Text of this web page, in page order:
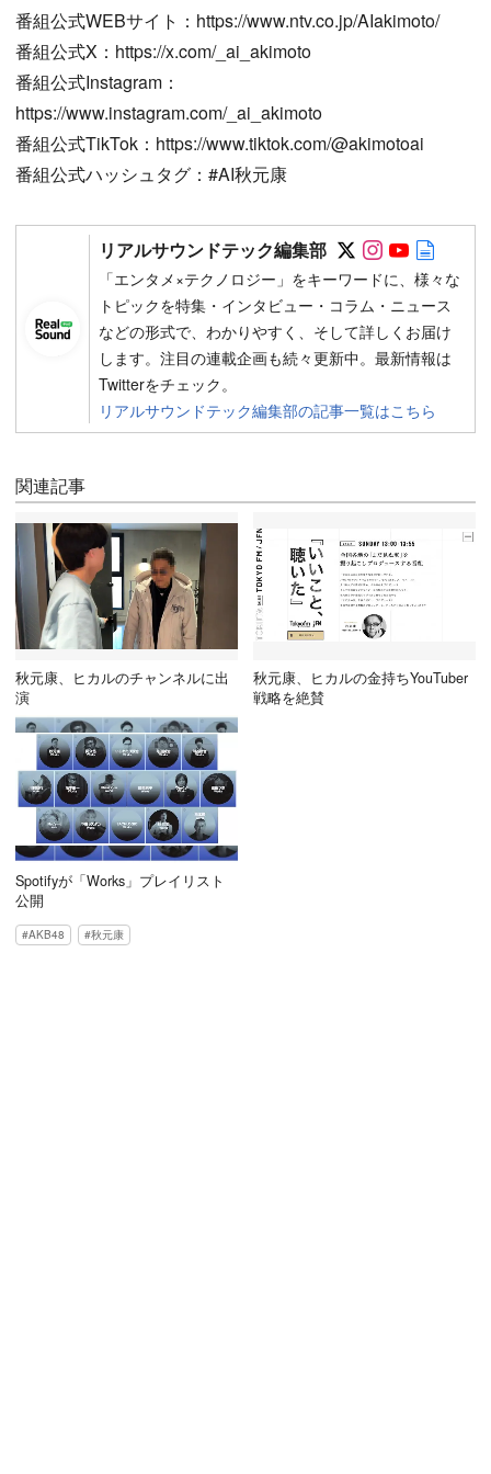
番組公式WEBサイト：https://www.ntv.co.jp/AIakimoto/
番組公式X：https://x.com/_ai_akimoto
番組公式Instagram：
https://www.instagram.com/_ai_akimoto
番組公式TikTok：https://www.tiktok.com/@akimotoai
番組公式ハッシュタグ：#AI秋元康
リアルサウンドテック編集部 Follow on
Follow on
Follow
「エンタメ×テクノロジー」をキーワードに、様々な
トピックを特集・インタビュー・コラム・ニュース
などの形式で、わかりやすく、そして詳しくお届け
します。注目の連載企画も続々更新中。最新情報は
Twitterをチェック。
リアルサウンドテック編集部の記事一覧はこちら
関連記事
秋元康、ヒカルのチャンネルに出
演
秋元康、ヒカルの金持ちYouTuber
戦略を絶賛
Spotifyが「Works」プレイリスト
公開
AKB48 秋元康